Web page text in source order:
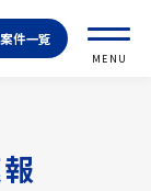
件一覧
MENU